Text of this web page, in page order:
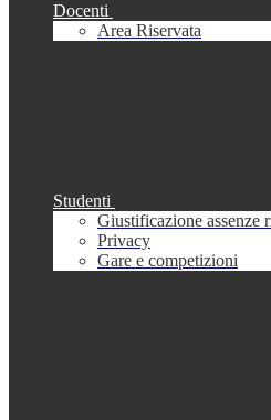
Docenti
Area Riservata
Studenti
Giustificazione assenze
Privacy
Gare e competizioni